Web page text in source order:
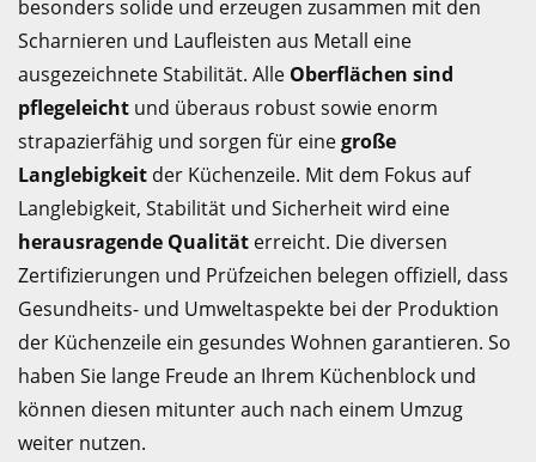
besonders solide und erzeugen zusammen mit den
Scharnieren und Laufleisten aus Metall eine
ausgezeichnete Stabilität. Alle Oberflächen sind
pflegeleicht und überaus robust sowie enorm
strapazierfähig und sorgen für einegroße
Langlebigkeit der Küchenzeile. Mit dem Fokus auf
Langlebigkeit, Stabilität und Sicherheit wird eine
herausragende Qualität erreicht. Die diversen
Zertifizierungen und Prüfzeichen belegen offiziell, dass
Gesundheits- und Umweltaspekte bei der Produktion
der Küchenzeile ein gesundes Wohnen garantieren. So
haben Sie lange Freude an Ihrem Küchenblock und
können diesen mitunter auch nach einem Umzug
weiter nutzen.